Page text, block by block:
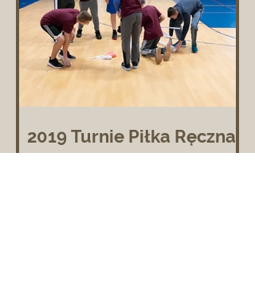
2019 Turnie Piłka Ręczna